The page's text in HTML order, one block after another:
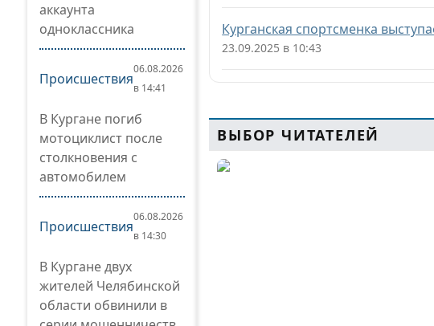
аккаунта
одноклассника
Происшествия
06.08.2026
в 14:41
В Кургане погиб
мотоциклист после
столкновения с
автомобилем
Происшествия
06.08.2026
в 14:30
В Кургане двух
жителей Челябинской
области обвинили в
Курганская спортсменка
23.09.2025 в 10:43
ВЫБОР ЧИТАТЕЛЕЙ